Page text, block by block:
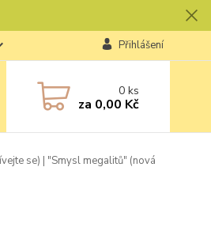
Přihlášení
0ks
za 0,00 Kč
se) | "Smysl megalitů" (nová